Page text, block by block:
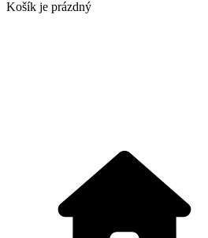
Košík je prázdný